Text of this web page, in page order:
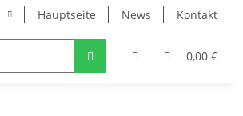
Hauptseite News Kontakt
0,00 €